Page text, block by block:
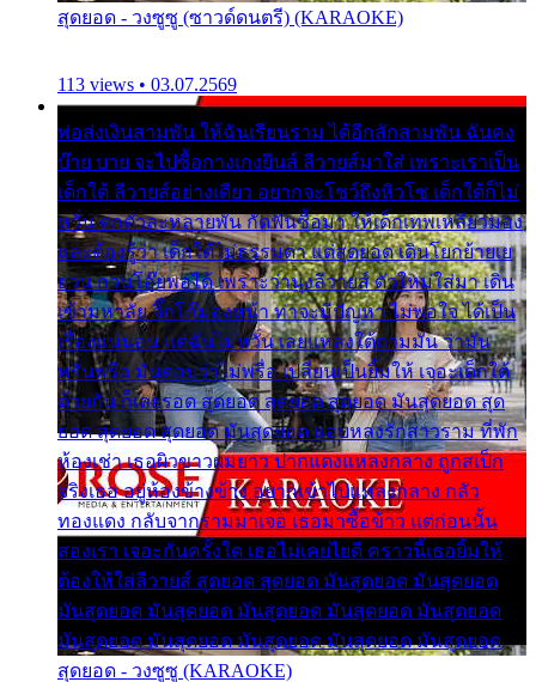
สุดยอด - วงซูซู (ซาวด์ดนตรี) (KARAOKE)
113 views • 03.07.2569
พ่อส่งเงินสามพัน ให้ฉันเรียนราม ได้อีกสักสามพัน ฉันคง
บ๊าย บาย จะไปซื้อกางเกงยีนส์ ลีวายส์มาใส่ เพราะเราเป็น
เด็กใต้ ลีวายส์อย่างเดียว อยากจะโชว์ถึงหิวโซ เด็กใต้ก็ไม่
หวั่น ตกตัวละหลายพัน กัดฟันซื้อมา ให้เด็กเทพเหลียวมอง
และต้องรู้ว่า เด็กใต้ไม่ธรรมดา แต่สุดยอด เดินโยกย้ายเย
ยวน กวนโอ๊ยพอได้ เพราะว่านุ่งลีวายส์ ตัวใหม่ใส่มา เดิน
เข้ามหาลัย จิ๊กโก๊มองหน้า ท่าจะมีปัญหา ไม่พอใจ ได้เป็น
เรื่องแน่นอน แต่ฉันไม่หวั่น เลยแหลงใต้ถามมัน ว่ามัน
พรั่นพรือ มันตอบว่าไม่พรื่อ เปลี่ยนเป็นยิ้มให้ เจอะเด็กใต้
ด้วยกัน ก็เลยรอด สุดยอด สุดยอด สุดยอด มันสุดยอด สุด
ยอด สุดยอด สุดยอด มันสุดยอด แอบหลงรักสาวราม ที่พัก
ห้องเช่า เธอผิวขาวผมยาว ปากแดงแหลงกลาง ถูกสเป็ก
จริงเธอ อยู่ห้องข้างข้าง อยากเข้าไปแหลงกลาง กลัว
ทองแดง กลับจากรามมาเจอ เธอมาซื้อข้าว แต่ก่อนนั้น
สองเรา เจอะกันครั้งใด เธอไม่เคยไยดี คราวนี้เธอยิ้มให้
ต้องให้ใส่ลีวายส์ สุดยอด สุดยอด มันสุดยอด มันสุดยอด
มันสุดยอด มันสุดยอด มันสุดยอด มันสุดยอด มันสุดยอด
มันสุดยอด มันสุดยอด มันสุดยอด มันสุดยอด มันสุดยอด
สุดยอด - วงซูซู (KARAOKE)